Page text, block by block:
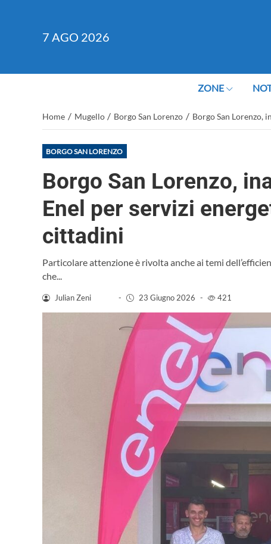
7 AGO 2026
ZONE
Home / Mugello / Borgo San Lorenzo / Borgo San Lorenzo,
BORGO SAN LORENZO
Borgo San Lorenzo,
Enel per servizi
cittadini
Particolare attenzione è rivolta anche ai temi
che...
Julian Zeni - 23 Giugno 2026 - 421